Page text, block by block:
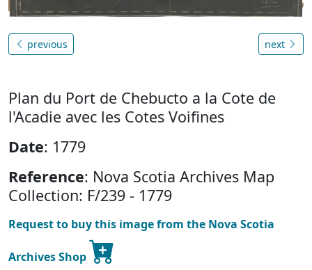
previous next
Plan du Port de Chebucto a la Cote de
l'Acadie avec les Cotes Voifines
Date: 1779
Reference: Nova Scotia Archives Map
Collection: F/239 - 1779
Request to buy this image from the Nova Scotia
Archives Shop